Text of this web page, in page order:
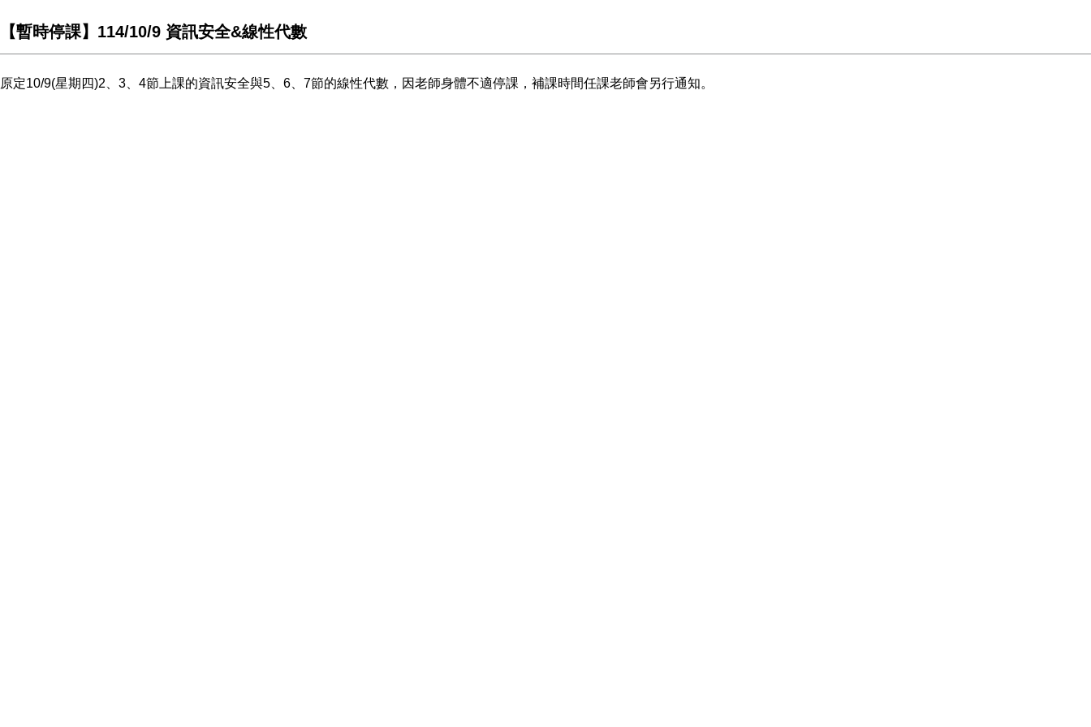
【暫時停課】114/10/9 資訊安全&線性代數
原定10/9(星期四)2、3、4節上課的資訊安全與5、6、7節的線性代數，因老師身體不適停課，補課時間任課老師會另行通知。